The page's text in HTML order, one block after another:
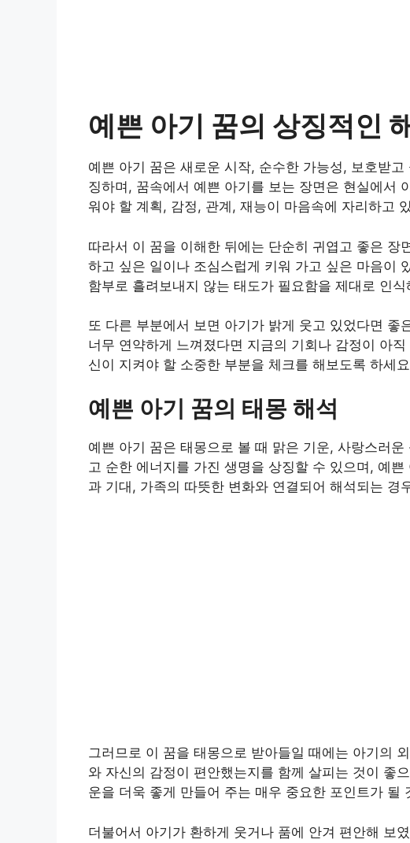
예쁜 아기 꿈의 상징적인
예쁜 아기 꿈은 새로운 시작, 순수한 가능성, 보호받
징하며, 꿈속에서 예쁜 아기를 보는 장면은 현실에서
워야 할 계획, 감정, 관계, 재능이 마음속에 자리하고
따라서 이 꿈을 이해한 뒤에는 단순히 귀엽고 좋은 장
하고 싶은 일이나 조심스럽게 키워 가고 싶은 마음이
함부로 흘려보내지 않는 태도가 필요함을 제대로 인식
또 다른 부분에서 보면 아기가 밝게 웃고 있었다면 좋
너무 연약하게 느껴졌다면 지금의 기회나 감정이 아
신이 지켜야 할 소중한 부분을 체크를 해보도록 하세
예쁜 아기 꿈의 태몽 해석
예쁜 아기 꿈은 태몽으로 볼 때 맑은 기운, 사랑스러
고 순한 에너지를 가진 생명을 상징할 수 있으며, 예
과 기대, 가족의 따뜻한 변화와 연결되어 해석되는 경
그러므로 이 꿈을 태몽으로 받아들일 때에는 아기의
와 자신의 감정이 편안했는지를 함께 살피는 것이 좋
운을 더욱 좋게 만들어 주는 매우 중요한 포인트가 될
더불어서 아기가 환하게 웃거나 품에 안겨 편안해 보